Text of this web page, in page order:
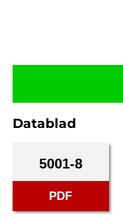
Datablad
5001-8
PDF